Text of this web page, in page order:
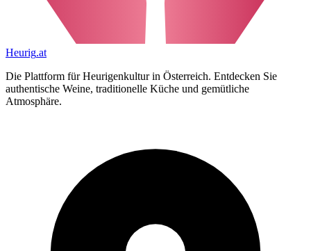
Heurig.at
Die Plattform für Heurigenkultur in Österreich. Entdecken Sie
authentische Weine, traditionelle Küche und gemütliche
Atmosphäre.